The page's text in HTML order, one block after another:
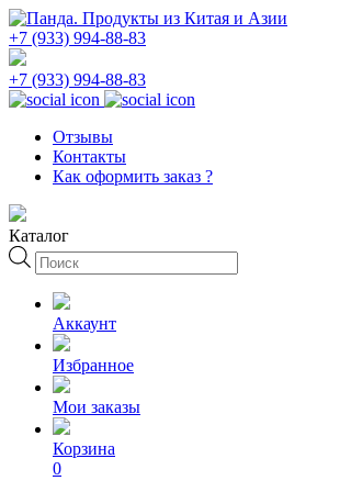
+7 (933) 994-88-83
+7 (933) 994-88-83
Отзывы
Контакты
Как оформить заказ ?
Каталог
Поиск
товаров
Аккаунт
Избранное
Мои заказы
Корзина
0